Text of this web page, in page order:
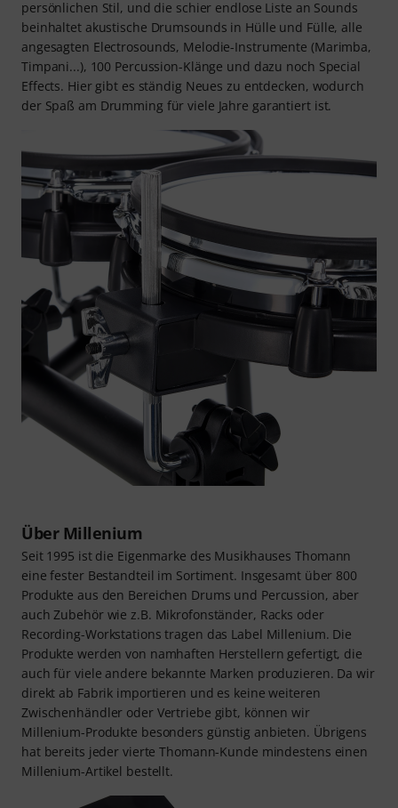
persönlichen Stil, und die schier endlose Liste an Sounds
beinhaltet akustische Drumsounds in Hülle und Fülle, alle
angesagten Electrosounds, Melodie-Instrumente (Marimba,
Timpani...), 100 Percussion-Klänge und dazu noch Special
Effects. Hier gibt es ständig Neues zu entdecken, wodurch
der Spaß am Drumming für viele Jahre garantiert ist.
Über Millenium
Seit 1995 ist die Eigenmarke des Musikhauses Thomann
eine fester Bestandteil im Sortiment. Insgesamt über 800
Produkte aus den Bereichen Drums und Percussion, aber
auch Zubehör wie z.B. Mikrofonständer, Racks oder
Recording-Workstations tragen das Label Millenium. Die
Produkte werden von namhaften Herstellern gefertigt, die
auch für viele andere bekannte Marken produzieren. Da wir
direkt ab Fabrik importieren und es keine weiteren
Zwischenhändler oder Vertriebe gibt, können wir
Millenium-Produkte besonders günstig anbieten. Übrigens
hat bereits jeder vierte Thomann-Kunde mindestens einen
Millenium-Artikel bestellt.